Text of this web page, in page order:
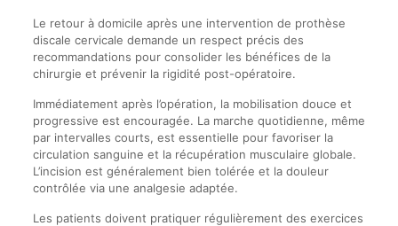
Le retour à domicile après une intervention de prothèse
discale cervicale demande un respect précis des
recommandations pour consolider les bénéfices de la
chirurgie et prévenir la rigidité post-opératoire.
Immédiatement après l’opération, la mobilisation douce et
progressive est encouragée. La marche quotidienne, même
par intervalles courts, est essentielle pour favoriser la
circulation sanguine et la récupération musculaire globale.
L’incision est généralement bien tolérée et la douleur
contrôlée via une analgesie adaptée.
Les patients doivent pratiquer régulièrement des exercices